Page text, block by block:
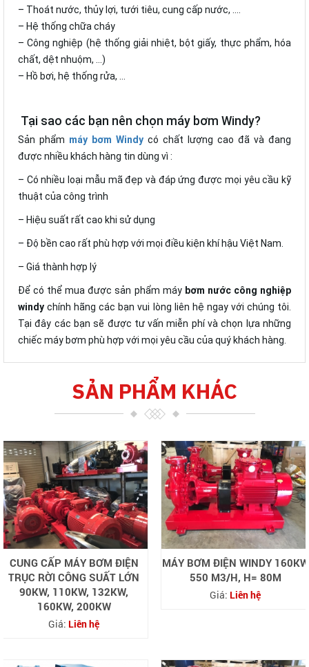
– Thoát nước, thủy lợi, tưới tiêu, cung cấp nước, ....
– Hệ thống chữa cháy
– Công nghiệp (hệ thống giải nhiệt, bột giấy, thực phẩm, hóa
chất, dệt nhuộm, …)
– Hồ bơi, hệ thống rửa, …
Tại sao các bạn nên chọn máy bơm Windy?
Sản phẩm máy bơm Windy có chất lượng cao đã và đang
được nhiều khách hàng tin dùng vì :
– Có nhiều loại mẫu mã đẹp và đáp ứng được mọi yêu cầu kỹ
thuật của công trình
– Hiệu suất rất cao khi sử dụng
– Độ bền cao rất phù hợp với mọi điều kiện khí hậu Việt Nam.
– Giá thành hợp lý
Để có thể mua được sản phẩm máy bơm nước công nghiệp
windy chính hãng các bạn vui lòng liên hệ ngay với chúng tôi.
Tại đây các bạn sẽ được tư vấn miễn phí và chọn lựa những
chiếc máy bơm phù hợp với mọi yêu cầu của quý khách hàng.
SẢN PHẨM KHÁC
CUNG CẤP MÁY BƠM ĐIỆN
TRỤC RỜI CÔNG SUẤT LỚN
90KW, 110KW, 132KW,
160KW, 200KW
Giá: Liên hệ
MÁY BƠM ĐIỆN WINDY 160KW
550 M3/H, H= 80M
Giá: Liên hệ